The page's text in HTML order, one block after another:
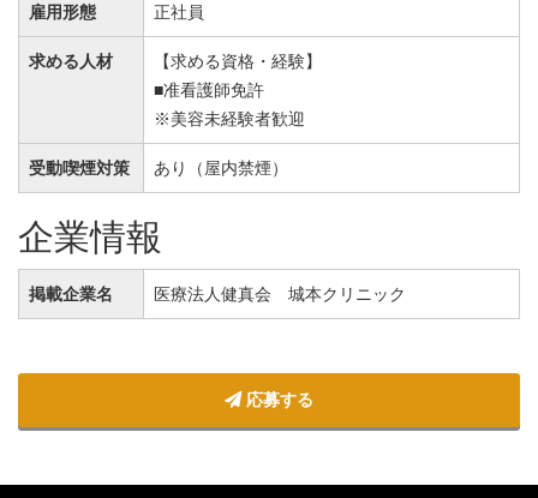
雇用形態 正社員
求める人材
【求める資格・経験】
■准看護師免許
※美容未経験者歓迎
受動喫煙対策 あり（屋内禁煙）
企業情報
掲載企業名 医療法人健真会 城本クリニック
応募する